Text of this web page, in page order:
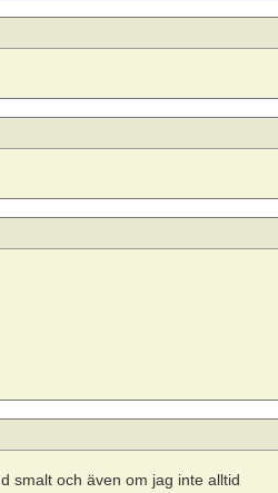
smalt och även om jag inte alltid